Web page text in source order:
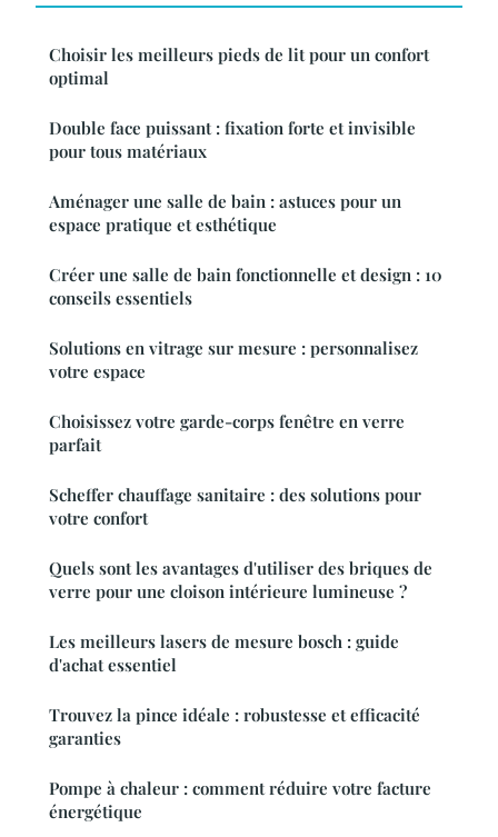
Choisir les meilleurs pieds de lit pour un confort
optimal
Double face puissant : fixation forte et invisible
pour tous matériaux
Aménager une salle de bain : astuces pour un
espace pratique et esthétique
Créer une salle de bain fonctionnelle et design : 10
conseils essentiels
Solutions en vitrage sur mesure : personnalisez
votre espace
Choisissez votre garde-corps fenêtre en verre
parfait
Scheffer chauffage sanitaire : des solutions pour
votre confort
Quels sont les avantages d'utiliser des briques de
verre pour une cloison intérieure lumineuse ?
Les meilleurs lasers de mesure bosch : guide
d'achat essentiel
Trouvez la pince idéale : robustesse et efficacité
garanties
Pompe à chaleur : comment réduire votre facture
énergétique